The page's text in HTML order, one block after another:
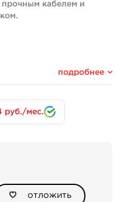
прочным кабелем и
подробнее
руб./мес.
отложить